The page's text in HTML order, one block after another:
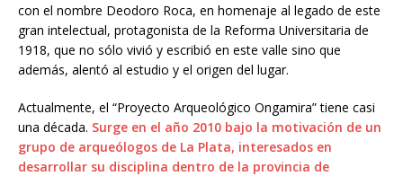
con el nombre Deodoro Roca, en homenaje al legado de este
gran intelectual, protagonista de la Reforma Universitaria de
1918, que no sólo vivió y escribió en este valle sino que
además, alentó al estudio y el origen del lugar.
Actualmente, el “Proyecto Arqueológico Ongamira” tiene casi
una década. Surge en el año 2010 bajo la motivación de un
grupo de arqueólogos de La Plata, interesados en
desarrollar su disciplina dentro de la provincia de